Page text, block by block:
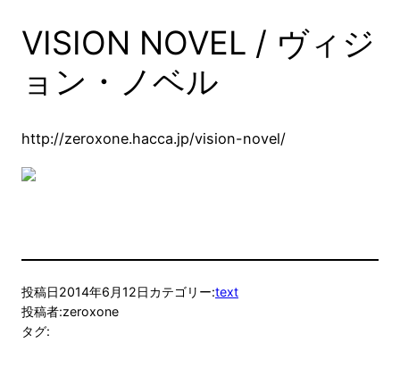
VISION NOVEL / ヴィジ
ョン・ノベル
http://zeroxone.hacca.jp/vision-novel/
投稿日2014年6月12日カテゴリー:text
投稿者:zeroxone
タグ: